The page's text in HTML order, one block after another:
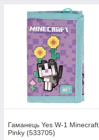
Гаманець Yes W-1 Minecraft
Pinky (533705)